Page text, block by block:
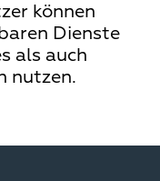
können
Dienste
als auch
nutzen.